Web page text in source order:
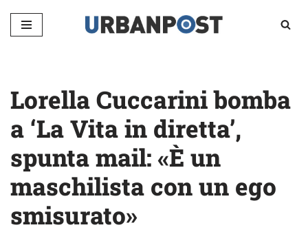
Vai
Lorella Cuccarini bomba
a ‘La Vita in diretta’,
spunta mail: «È un
maschilista con un ego
smisurato»